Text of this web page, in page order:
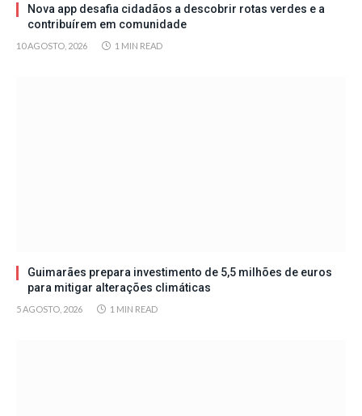
Nova app desafia cidadãos a descobrir rotas verdes e a
contribuírem em comunidade
10 AGOSTO, 2026 1 MIN READ
Guimarães prepara investimento de 5,5 milhões de euros
para mitigar alterações climáticas
5 AGOSTO, 2026 1 MIN READ